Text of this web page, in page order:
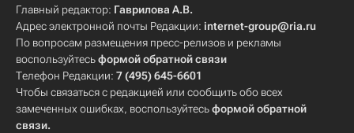
Главный редактор: Гаврилова А.В.
Адрес электронной почты Редакции: internet-group@ria.ru
По вопросам размещения пресс-релизов и рекламы
воспользуйтесьформой обратной связи
Телефон Редакции: 7 (495) 645-6601
Чтобы связаться с редакцией или сообщить обо всех
замеченных ошибках, воспользуйтесьформой обратной
связи.